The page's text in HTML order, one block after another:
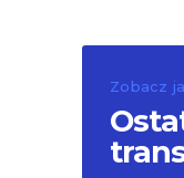
Zobacz